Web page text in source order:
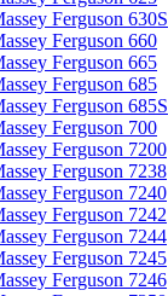
Ferguson 630S
Ferguson 660
Ferguson 665
Ferguson 685
Ferguson 685S
Ferguson 700
Ferguson 7200
Ferguson 7238
Ferguson 7240
Ferguson 7242
Ferguson 7244
Ferguson 7245
Ferguson 7246